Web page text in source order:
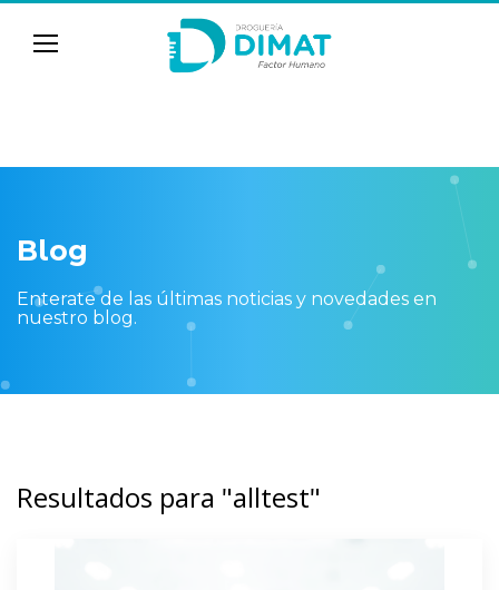
Blog
Enterate de las últimas noticias y novedades en
nuestro blog.
Resultados para "alltest"